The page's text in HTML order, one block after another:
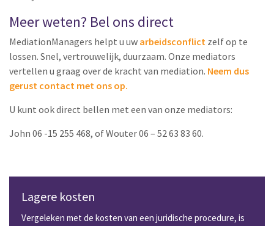
Meer weten? Bel ons direct
MediationManagers helpt u uw arbeidsconflict zelf op te
lossen. Snel, vertrouwelijk, duurzaam. Onze mediators
vertellen u graag over de kracht van mediation. Neem dus
gerust contact met ons op.
U kunt ook direct bellen met een van onze mediators:
John 06 -15 255 468, of Wouter 06 – 52 63 83 60.
Lagere kosten
Vergeleken met de kosten van een juridische procedure, is